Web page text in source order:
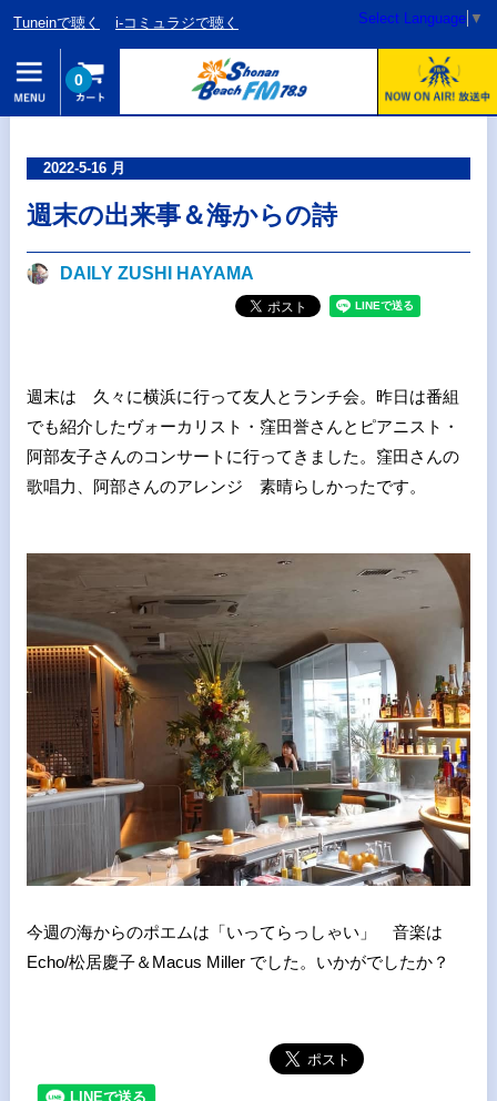
Tuneinで聴く i-コミュラジで聴く Select Language ▼
0
2022-5-16 月
週末の出来事＆海からの詩
DAILY ZUSHI HAYAMA
週末は 久々に横浜に行って友人とランチ会。昨日は番組
でも紹介したヴォーカリスト・窪田誉さんとピアニスト・
阿部友子さんのコンサートに行ってきました。窪田さんの
歌唱力、阿部さんのアレンジ 素晴らしかったです。
今週の海からのポエムは「いってらっしゃい」 音楽は
Echo/松居慶子＆Macus Miller でした。いかがでしたか？